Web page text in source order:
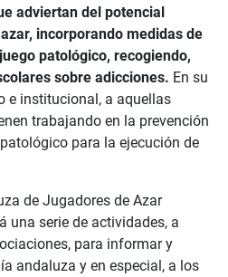
adviertan del potencial
incorporando medidas de
patológico, recogiendo,
sobre adicciones. En su
e institucional, a aquellas
trabajando en la prevención
para la ejecución de
de Jugadores de Azar
una serie de actividades, a
para informar y
andaluza y en especial, a los